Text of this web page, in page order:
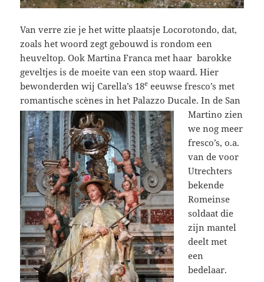
Van verre zie je het witte plaatsje Locorotondo, dat,
zoals het woord zegt gebouwd is rondom een
heuveltop. Ook Martina Franca met haar barokke
geveltjes is de moeite van een stop waard. Hier
bewonderden wij Carella’s 18e eeuwse fresco’s met
romantische scènes in het Palazzo Ducale.In de San
Martino zien
we nog meer
fresco’s, o.a.
van de voor
Utrechters
bekende
Romeinse
soldaat die
zijn mantel
deelt met
een
bedelaar.